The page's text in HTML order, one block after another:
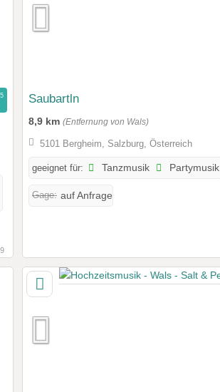
Saubartln
8,9 km (Entfernung von Wals)
5101 Bergheim, Salzburg, Österreich
geeignet für: Tanzmusik Partymusik
Gage: auf Anfrage